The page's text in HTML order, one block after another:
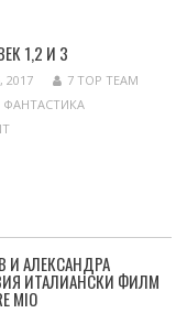
1,2 И 3
2017
7 TOP TEAM
ФАНТАСТИКА
И АЛЕКСАНДРА
ИТАЛИАНСКИ ФИЛМ
MIO